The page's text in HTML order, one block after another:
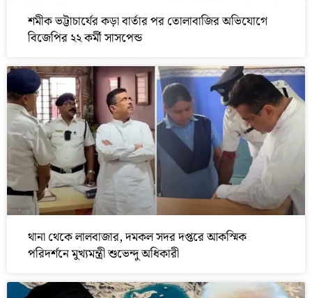
শমীক ভট্টাচার্যের কড়া বার্তার পর তোলাবাজির অভিযোগে
বিজেপির ২২ কর্মী সাসপেন্ড
থানা থেকে লালবাজার, দমকল সদর দপ্তরে আকস্মিক
পরিদর্শনে মুখ্যমন্ত্রী শুভেন্দু অধিকারী